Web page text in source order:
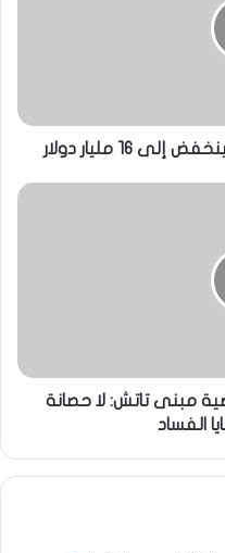
16 مليار دولار
مبنى تاتش: لا حصانة
الفساد